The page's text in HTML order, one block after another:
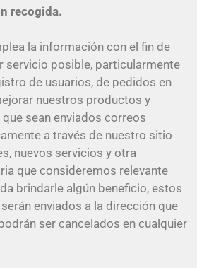
recogida.
la información con el fin de
servicio posible, particularmente
de usuarios, de pedidos en
nuestros productos y
sean enviados correos
a través de nuestro sitio
nuevos servicios y otra
que consideremos relevante
brindarle algún beneficio, estos
enviados a la dirección que
ser cancelados en cualquier